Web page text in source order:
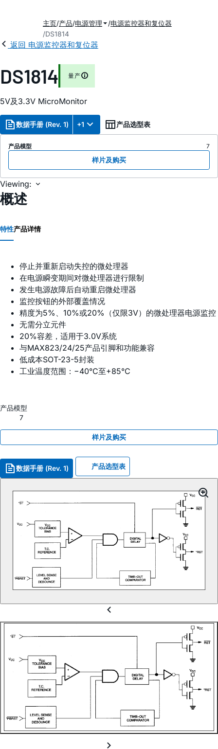
主页 产品 电源管理
电源监控器和复位器
DS1814
返回 电源监控器和复位器
DS1814 量产
5V及3.3V MicroMonitor
数据手册 (Rev. 1) +1 产品选型表
产品模型 7
样片及购买
Viewing:
概述
特性产品详情
停止并重新启动失控的微处理器
在电源瞬变期间对微处理器进行限制
发生电源故障后自动重启微处理器
监控按钮的外部覆盖情况
精度为5%、10%或20%（仅限3V）的微处理器电源监控
无需分立元件
20%容差，适用于3.0V系统
与MAX823/24/25产品引脚和功能兼容
低成本SOT-23-5封装
工业温度范围：−40°C至+85°C
产品模型
7
样片及购买
数据手册 (Rev. 1) 产品选型表